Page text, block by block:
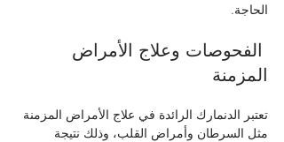
الحاجة.
الفحوصات وعلاج الأمراض
المزمنة
تعتبر الدنمارك الرائدة في علاج الأمراض المزمنة
مثل السرطان وأمراض القلب، وذلك نتيجة